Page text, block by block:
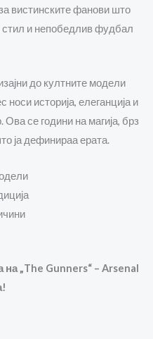
вистинските фанови што
стил и непобедлив фудбал
до култните модели
носи историја, елеганција и
се години на магија, брз
ја дефинираа ерата.
на „The Gunners“ – Arsenal